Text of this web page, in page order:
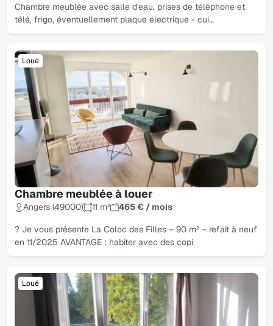
Chambre meublée avec salle d'eau, prises de téléphone et
télé, frigo, éventuellement plaque électrique - cui…
Chambre meublée à louer
Loué
Angers (49000) 11 m² 465 € / mois
? Je vous présente La Coloc des Filles – 90 m² – refait à neuf
en 11/2025 AVANTAGE : habiter avec des copi
Loué